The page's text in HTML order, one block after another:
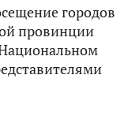
городов
провинции